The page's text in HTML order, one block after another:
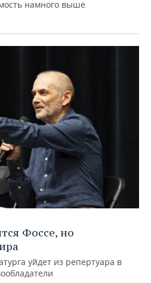
намного выше
Фоссе, но
уйдет из репертуара в